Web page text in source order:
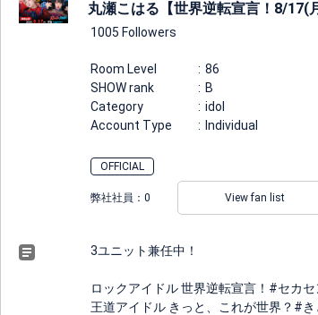
丸瀬こはる【世界逆転宣言！8/17(
1005 Followers
Room Level
86
SHOW rank
B
Category
idol
Account Type
Individual
OFFICIAL
弊社社員： 0 View fan list
3ユニット兼任中！
ロックアイドル 世界逆転宣言！#セカセ
王道アイドル きっと、これが世界？#き